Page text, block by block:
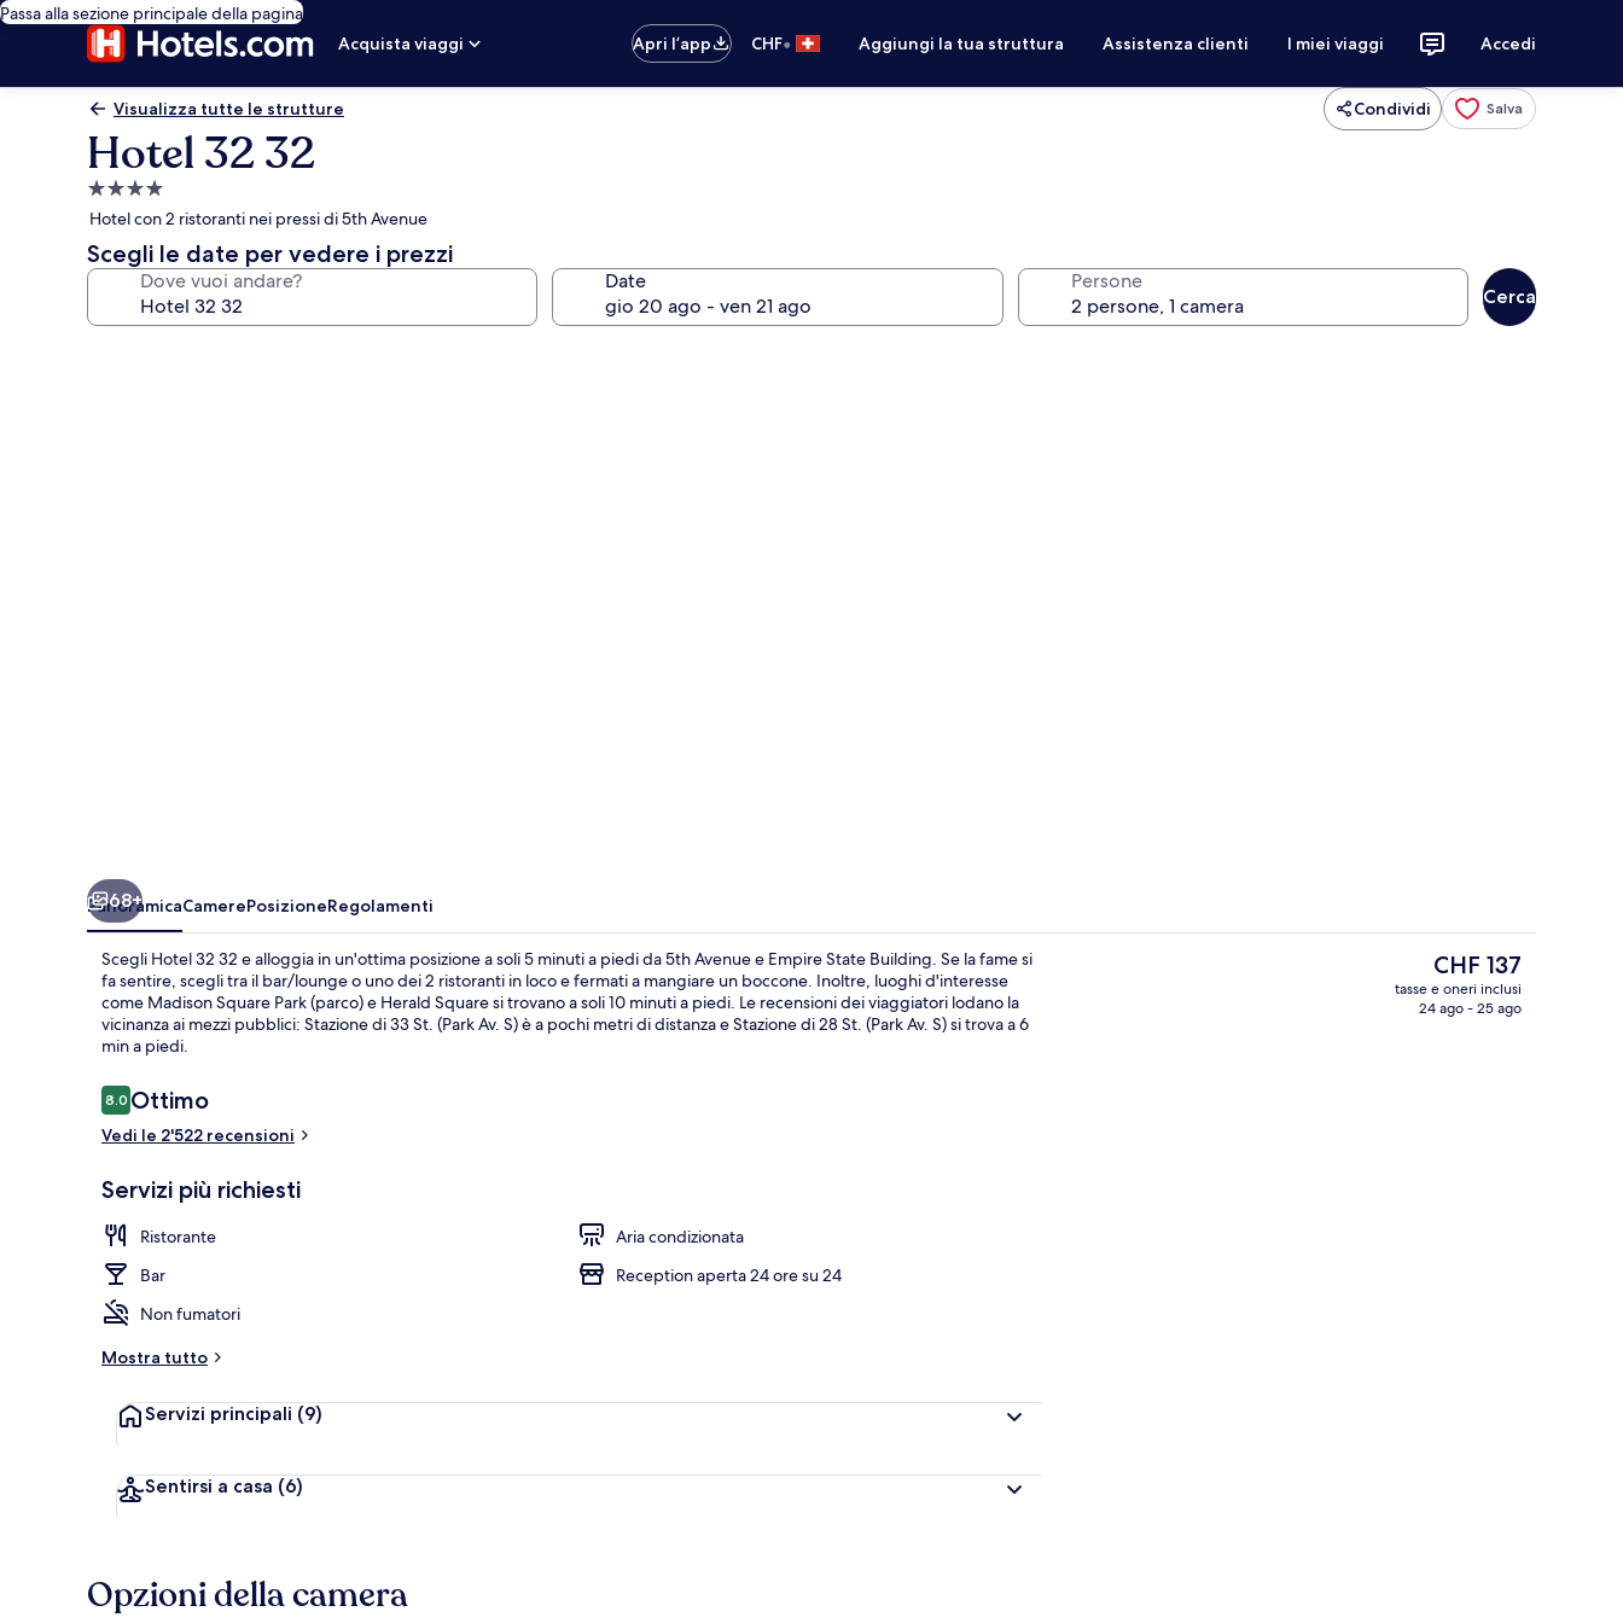
Passa alla sezione principale della pagina
Acquista viaggi
Apri l’app CHF• Aggiungi la tua struttura Assistenza clienti I miei viaggi Accedi
Visualizza tutte le strutture Condividi Salva
Hotel 32 32
Struttura
a
4.0
stelle
Hotel con 2 ristoranti nei pressi di 5th Avenue
Scegli le date per vedere i prezzi
Dove vuoi andare? Date Persone
Cerca
Vista dalla camera
68+
PanoramicaCamerePosizioneRegolamenti
Scegli Hotel 32 32 e alloggia in un'ottima posizione a soli 5 minuti a piedi da 5th Avenue e Empire State Building. Se la fame si
fa sentire, scegli tra il bar/lounge o uno dei 2 ristoranti in loco e fermati a mangiare un boccone. Inoltre, luoghi d'interesse
come Madison Square Park (parco) e Herald Square si trovano a soli 10 minuti a piedi. Le recensioni dei viaggiatori lodano la
vicinanza ai mezzi pubblici: Stazione di 33 St. (Park Av. S) è a pochi metri di distanza e Stazione di 28 St. (Park Av. S) si trova a 6
min a piedi.
Recensioni
8.08.0 su 10
Ottimo
Vedi le 2'522 recensioni
Servizi più richiesti
Ristorante
Aria condizionata
Bar
Reception aperta 24 ore su 24
Non fumatori
Mostra tutto
Servizi principali (9)
Sentirsi a casa (6)
Il
prezzo
attuale
CHF 137
tasse e oneri inclusi
24 ago - 25 ago
Opzioni della camera